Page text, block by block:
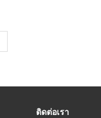
ติดต่อเรา